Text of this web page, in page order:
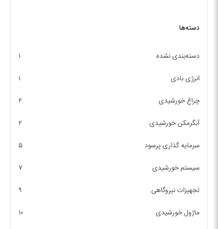
دسته‌ها
دسته‌بندی نشده ۱
انرژی بادی ۱
چراغ خورشیدی ۲
آبگرمکن خورشیدی ۲
سرمایه گذاری پرسود ۵
سیستم خورشیدی ۷
تجهیزات نیروگاهی ۹
ماژول خورشیدی ۱۰